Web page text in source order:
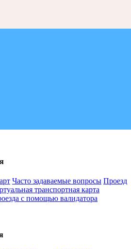
Часто задаваемые вопросы Проезд
транспортная карта
с помощью валидатора